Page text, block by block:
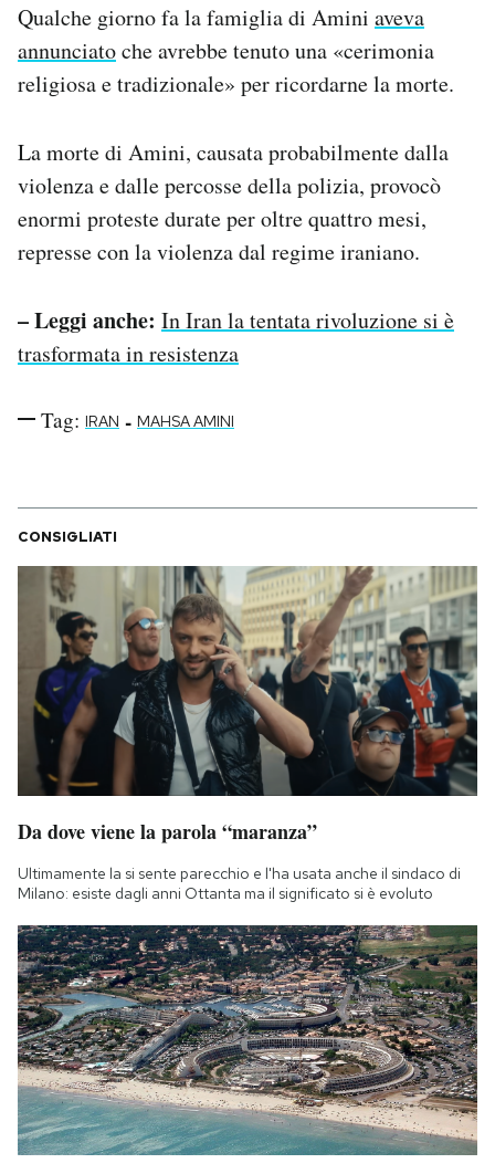
Qualche giorno fa la famiglia di Amini aveva
annunciatoche avrebbe tenuto una «cerimonia
religiosa e tradizionale» per ricordarne la morte.
La morte di Amini, causata probabilmente dalla
violenza e dalle percosse della polizia, provocò
enormi proteste durate per oltre quattro mesi,
represse con la violenza dal regime iraniano.
– Leggi anche: In Iran la tentata rivoluzione si è
trasformata in resistenza
Tag: IRAN - MAHSA AMINI
CONSIGLIATI
Da dove viene la parola “maranza”
Ultimamente la si sente parecchio e l'ha usata anche il sindaco di
Milano: esiste dagli anni Ottanta ma il significato si è evoluto